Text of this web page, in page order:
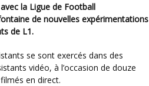
de nouvelles expérimentations
de L1.
vidéo, à l’occasion de douze
en direct.